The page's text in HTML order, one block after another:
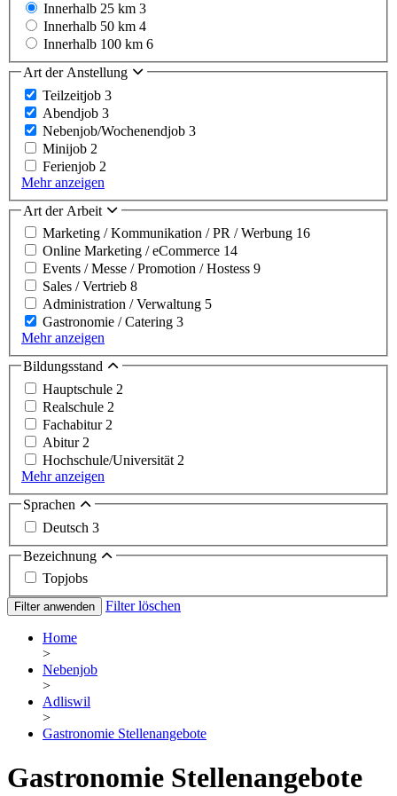
Innerhalb 25 km 3
Innerhalb 50 km 4
Innerhalb 100 km 6
Art der Anstellung
Teilzeitjob 3
Abendjob 3
Nebenjob/Wochenendjob 3
Minijob 2
Ferienjob 2
Mehr anzeigen
Art der Arbeit
Marketing / Kommunikation / PR / Werbung 16
Online Marketing / eCommerce 14
Events / Messe / Promotion / Hostess 9
Sales / Vertrieb 8
Administration / Verwaltung 5
Gastronomie / Catering 3
Mehr anzeigen
Bildungsstand
Hauptschule 2
Realschule 2
Fachabitur 2
Abitur 2
Hochschule/Universität 2
Mehr anzeigen
Sprachen
Deutsch 3
Bezeichnung
Topjobs
Filter anwenden Filter löschen
Home
>
Nebenjob
>
Adliswil
>
Gastronomie Stellenangebote
Gastronomie Stellenangebote